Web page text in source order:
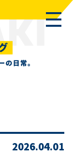
2026.04.01